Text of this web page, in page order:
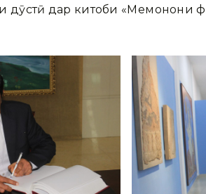
дӯстӣ дар китоби